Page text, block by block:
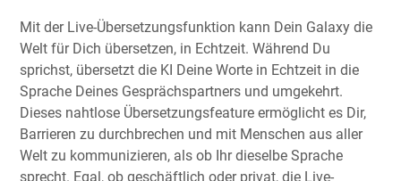
Mit der Live-Übersetzungsfunktion kann Dein Galaxy die
Welt für Dich übersetzen, in Echtzeit. Während Du
sprichst, übersetzt die KI Deine Worte in Echtzeit in die
Sprache Deines Gesprächspartners und umgekehrt.
Dieses nahtlose Übersetzungsfeature ermöglicht es Dir,
Barrieren zu durchbrechen und mit Menschen aus aller
Welt zu kommunizieren, als ob Ihr dieselbe Sprache
sprecht. Egal, ob geschäftlich oder privat, die Live-